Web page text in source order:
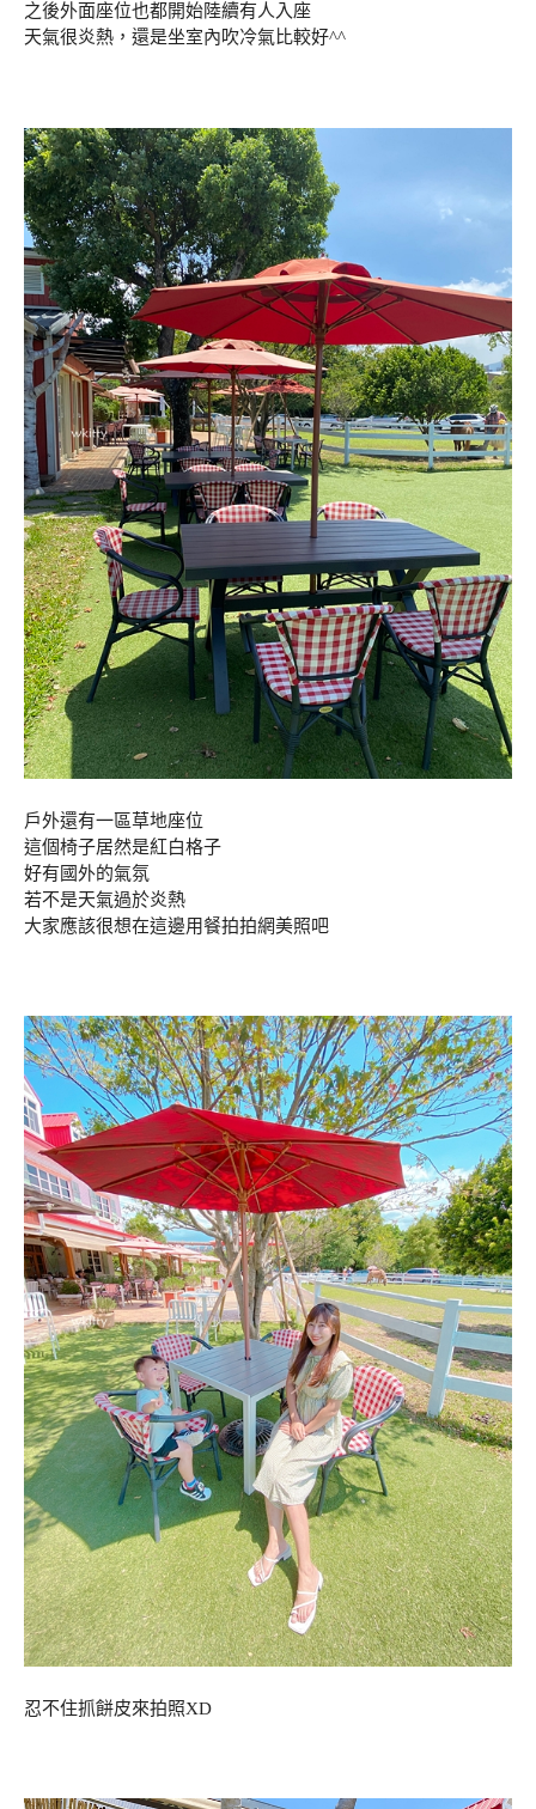
之後外面座位也都開始陸續有人入座
天氣很炎熱，還是坐室內吹冷氣比較好^^
戶外還有一區草地座位
這個椅子居然是紅白格子
好有國外的氣氛
若不是天氣過於炎熱
大家應該很想在這邊用餐拍拍網美照吧
忍不住抓餅皮來拍照XD